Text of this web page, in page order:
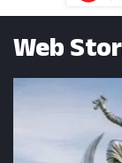
Web